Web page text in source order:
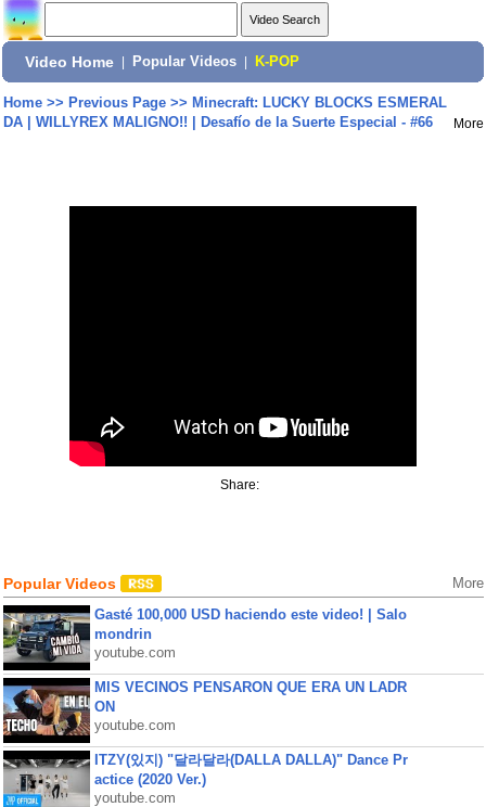
Video Home Popular Videos K-POP
Home>> Previous Page>> Minecraft: LUCKY BLOCKS ESMERAL
DA | WILLYREX MALIGNO!! | Desafío de la Suerte Especial - #66
More
Share:
Popular Videos More
Gasté 100,000 USD haciendo este video! | Salo
mondrin
youtube.com
MIS VECINOS PENSARON QUE ERA UN LADR
ON
youtube.com
ITZY(있지) "달라달라(DALLA DALLA)" Dance Pr
actice (2020 Ver.)
youtube.com